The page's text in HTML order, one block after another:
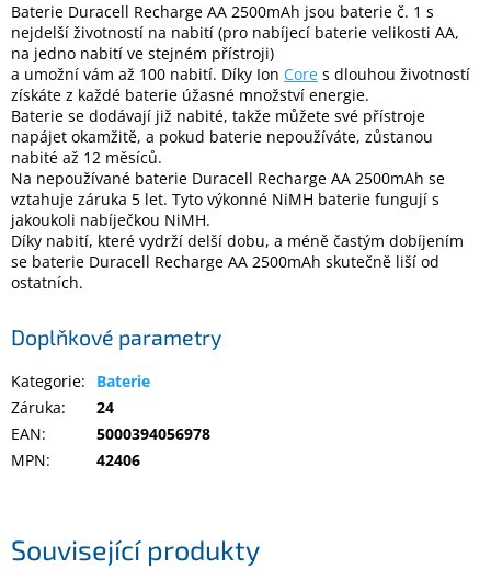
Počítače
notebooky
Elektronika
Domácnost
%
Black
Friday
VÝPRODEJ
Akční
TONERY
Sestavy
Související produkty
Baterie Duracell Recharge AA 2500mAh jsou baterie č. 1 s
nejdelší životností na nabití (pro nabíjecí baterie velikosti AA,
na jedno nabití ve stejném přístroji)
a umožní vám až 100 nabití. Díky Ion Core s dlouhou životností
získáte z každé baterie úžasné množství energie.
Baterie se dodávají již nabité, takže můžete své přístroje
napájet okamžitě, a pokud baterie nepoužíváte, zůstanou
nabité až 12 měsíců.
Na nepoužívané baterie Duracell Recharge AA 2500mAh se
vztahuje záruka 5 let. Tyto výkonné NiMH baterie fungují s
jakoukoli nabíječkou NiMH.
Díky nabití, které vydrží delší dobu, a méně častým dobíjením
se baterie Duracell Recharge AA 2500mAh skutečně liší od
ostatních.
Doplňkové parametry
Kategorie:
Baterie
Záruka:
24
EAN:
5000394056978
MPN: 42406